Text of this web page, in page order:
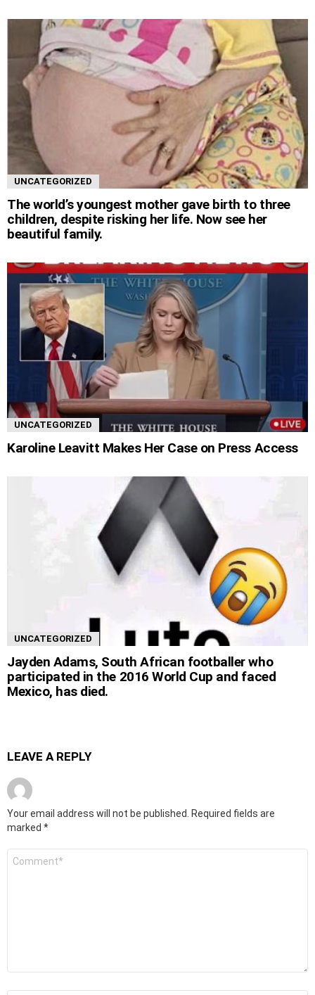
UNCATEGORIZED
The world’s youngest mother gave birth to three
children, despite risking her life. Now see her
beautiful family.
UNCATEGORIZED
Karoline Leavitt Makes Her Case on Press Access
UNCATEGORIZED
Jayden Adams, South African footballer who
participated in the 2016 World Cup and faced
Mexico, has died.
LEAVE A REPLY
Your email address will not be published.
Required fields are
marked *